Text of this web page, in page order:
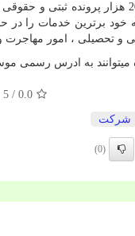
موسسه ثبتا از بدو تاسیس تا کنون توانسته
پشتوانه سوابق درخشان و قدمت 30
تحصیلی ، امور مهاجرت و
به ادرس رسمی
0.0
/ 5
شركت
(0)